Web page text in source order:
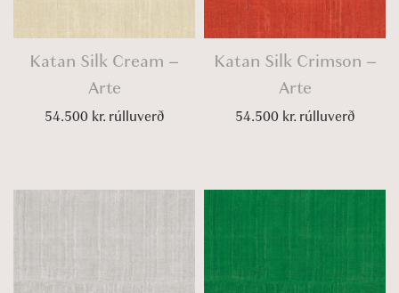
Katan Silk Cream –
Arte
54.500 kr.rúlluverð
Katan Silk Crimson –
Arte
54.500 kr.rúlluverð